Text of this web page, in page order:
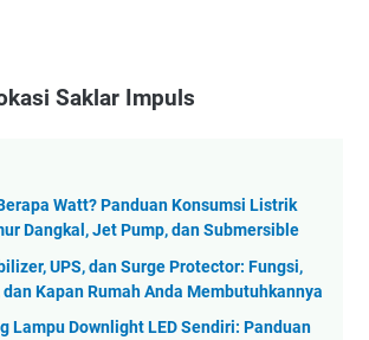
Saklar Impuls
Watt? Panduan Konsumsi Listrik
Dangkal, Jet Pump, dan Submersible
UPS, dan Surge Protector: Fungsi,
Kapan Rumah Anda Membutuhkannya
Lampu Downlight LED Sendiri: Panduan